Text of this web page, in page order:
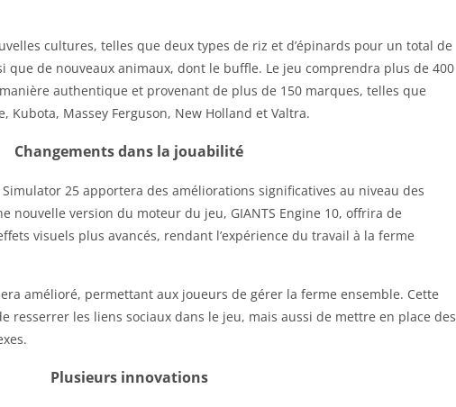
cultures, telles que deux types de riz et d’épinards pour un total de
que de nouveaux animaux, dont le buffle. Le jeu comprendra plus de 400
authentique et provenant de plus de 150 marques, telles que
Kubota, Massey Ferguson, New Holland et Valtra.
Changements dans la jouabilité
25 apportera des améliorations significatives au niveau des
nouvelle version du moteur du jeu, GIANTS Engine 10, offrira de
visuels plus avancés, rendant l’expérience du travail à la ferme
amélioré, permettant aux joueurs de gérer la ferme ensemble. Cette
resserrer les liens sociaux dans le jeu, mais aussi de mettre en place des
Plusieurs innovations